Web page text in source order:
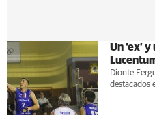
Un ‘ex’
Dionte
destacados